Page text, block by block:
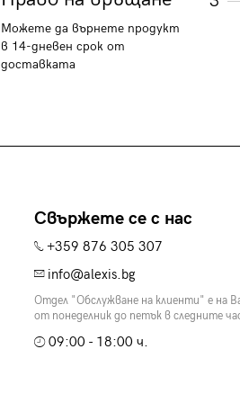
Можете да върнете продукт
в 14-дневен срок от
доставката
Свържете се с нас
+359 876 305 307
info@alexis.bg
Отдел "Обслужване на клиенти" е на
от понеделник до петък в следните
09:00 - 18:00 ч.